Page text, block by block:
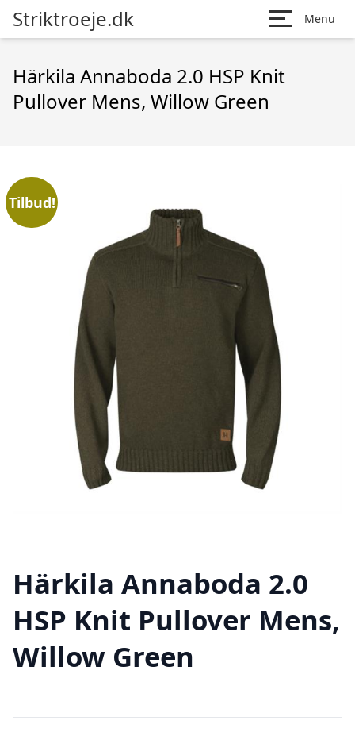
Striktroeje.dk Menu
Härkila Annaboda 2.0 HSP Knit
Pullover Mens, Willow Green
Tilbud!
Härkila Annaboda 2.0
HSP Knit Pullover Mens,
Willow Green